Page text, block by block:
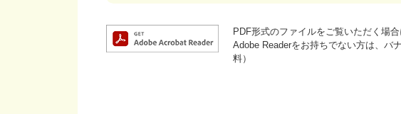
PDF形式のファイルをご覧いただく場
Adobe Readerをお持ちでない方は、バ
料）